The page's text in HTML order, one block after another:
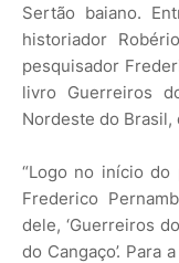
Sertão baiano.
historiador
pesquisador
livro Guerreiros
Nordeste do Brasil,
“Logo no início
Frederico
dele, ‘Guerreiros
do Cangaço’.